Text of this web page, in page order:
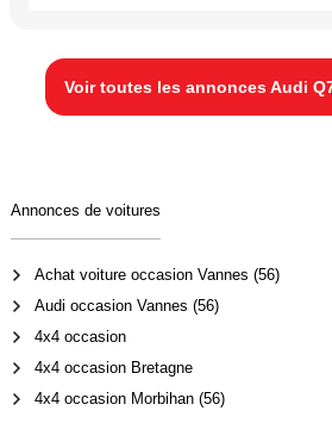
Voir toutes les annonces Audi
Annonces de voitures
Achat voiture occasion Vannes (56)
Audi occasion Vannes (56)
4x4 occasion
4x4 occasion Bretagne
4x4 occasion Morbihan (56)